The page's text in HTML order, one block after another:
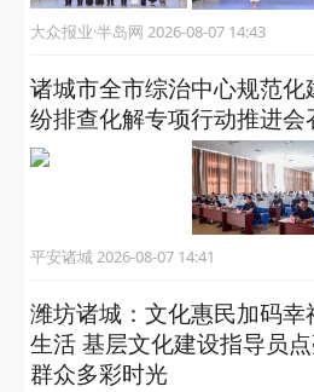
大众报业·半岛网 2026-08-07 14:43
诸城市全市综治中心规范化
纷排查化解专项行动推进会
平安诸城 2026-08-07 14:41
潍坊诸城：文化惠民加码幸
生活 基层文化建设指导员
群众多彩时光